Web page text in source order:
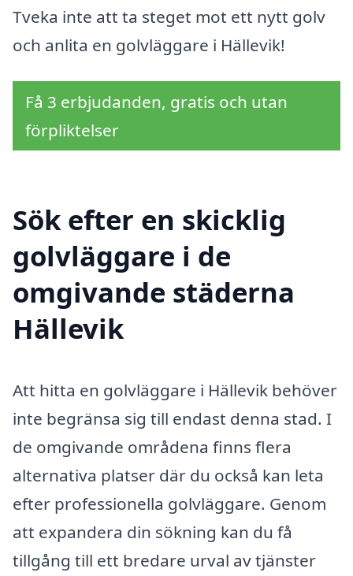
Tveka inte att ta steget mot ett nytt golv
och anlita en golvläggare i Hällevik!
Få 3 erbjudanden, gratis och utan
förpliktelser
Sök efter en skicklig
golvläggare i de
omgivande städerna
Hällevik
Att hitta en golvläggare i Hällevik behöver
inte begränsa sig till endast denna stad. I
de omgivande områdena finns flera
alternativa platser där du också kan leta
efter professionella golvläggare. Genom
att expandera din sökning kan du få
tillgång till ett bredare urval av tjänster